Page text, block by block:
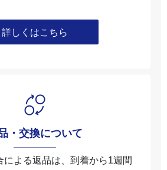
詳しくはこちら
・交換について
による返品は、到着から1週間